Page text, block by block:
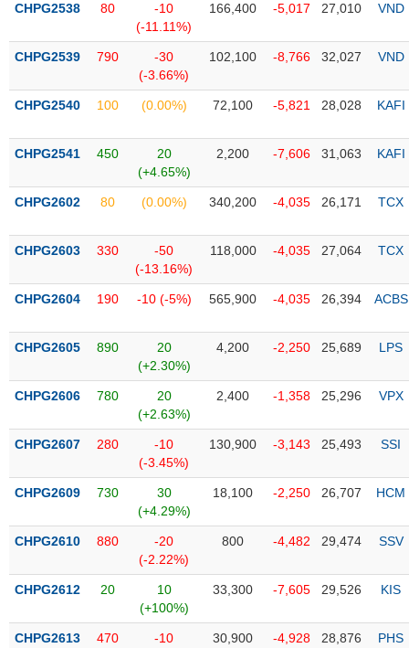
thái
phiếu
mô
thị
Niêm
Niêm
mới
yết
sung
niêm
yết
Theo
dõi
biệt
được
quỹ
CHPG2538 80
-10
(-11.11%)
166,400 -5,017 27,010 VND
CHPG2539 790
-30
(-3.66%)
102,100 -8,766 32,027 VND
CHPG2540 100 (0.00%) 72,100 -5,821 28,028 KAFI
CHPG2541 450
20
(+4.65%)
2,200 -7,606 31,063 KAFI
CHPG2602 80 (0.00%) 340,200 -4,035 26,171 TCX
CHPG2603 330
-50
(-13.16%)
118,000 -4,035 27,064 TCX
CHPG2604 190 -10 (-5%) 565,900 -4,035 26,394 ACBS
CHPG2605 890
20
(+2.30%)
4,200 -2,250 25,689 LPS
CHPG2606 780
20
(+2.63%)
2,400 -1,358 25,296 VPX
CHPG2607 280
-10
(-3.45%)
130,900 -3,143 25,493 SSI
CHPG2609 730
30
(+4.29%)
18,100 -2,250 26,707 HCM
CHPG2610 880
-20
(-2.22%)
800 -4,482 29,474 SSV
CHPG2612 20
10
(+100%)
33,300 -7,605 29,526 KIS
CHPG2613 470
-10
30,900 -4,928 28,876 PHS
NGÀNH
DOANH
NGHIỆP
PHIẾU
PHÁI
TRÁI
CÔNG
ĐẦU
TƯ
DỮ